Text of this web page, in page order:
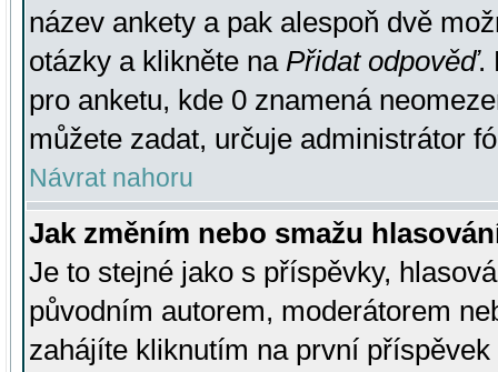
název ankety a pak alespoň dvě
otázky a klikněte na Přidat odpověď.
pro anketu, kde 0 znamená
můžete zadat, určuje administrátor
Návrat nahoru
Jak změním nebo smažu
Je to stejné jako s příspěvky,
původním autorem, moderátorem
zahájíte kliknutím na první